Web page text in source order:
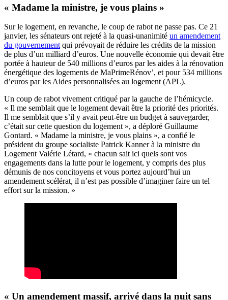
« Madame la ministre, je vous plains »
Sur le logement, en revanche, le coup de rabot ne passe pas. Ce 21
janvier, les sénateurs ont rejeté à la quasi-unanimité un amendement
du gouvernement qui prévoyait de réduire les crédits de la mission
de plus d’un milliard d’euros. Une nouvelle économie qui devait être
portée à hauteur de 540 millions d’euros par les aides à la rénovation
énergétique des logements de MaPrimeRénov’, et pour 534 millions
d’euros par les Aides personnalisées au logement (APL).
Un coup de rabot vivement critiqué par la gauche de l’hémicycle.
« Il me semblait que le logement devait être la priorité des priorités.
Il me semblait que s’il y avait peut-être un budget à sauvegarder,
c’était sur cette question du logement », a déploré Guillaume
Gontard. « Madame la ministre, je vous plains », a confié le
président du groupe socialiste Patrick Kanner à la ministre du
Logement Valérie Létard, « chacun sait ici quels sont vos
engagements dans la lutte pour le logement, y compris des plus
démunis de nos concitoyens et vous portez aujourd’hui un
amendement scélérat, il n’est pas possible d’imaginer faire un tel
effort sur la mission. »
« Un amendement massif, arrivé dans la nuit sans